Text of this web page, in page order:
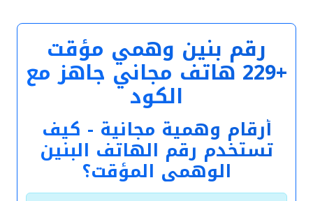
رقم بنين وهمي مؤقت
+229 هاتف مجاني جاهز مع
الكود
أرقام وهمية مجانية - كيف
تستخدم رقم الهاتف البنين
الوهمي المؤقت؟